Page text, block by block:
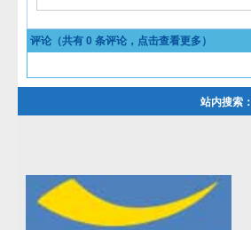
评论（共有 0 条评论，点击查看更多）
站内搜索：